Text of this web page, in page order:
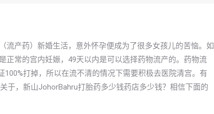
产药）新婚生活，意外怀孕便成为了很多女孩儿的苦恼。如
正常的宫内妊娠，49天以内是可以选择药物流产的。药物流
打掉，所以在流不清的情况下需要积极去医院清宫。有
于，新山JohorBahru打胎药多少钱药店多少钱？相信下面的